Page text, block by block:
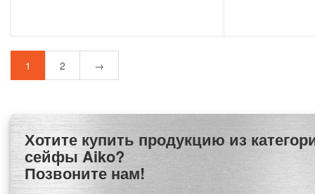
1 2 →
Хотите купить продукцию из категории Мебельные
сейфы Aiko?
Позвоните нам!